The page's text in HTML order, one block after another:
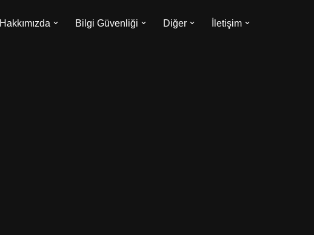
Hakkımızda Bilgi Güvenliği Diğer İletişim